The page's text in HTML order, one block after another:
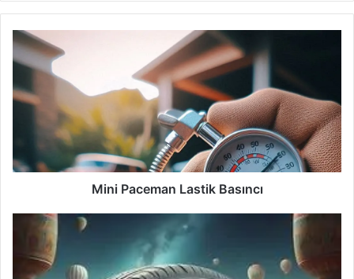
Mini
Paceman
Lastik
Basıncı
Mini Paceman Lastik Basıncı
Mazda
Lastik